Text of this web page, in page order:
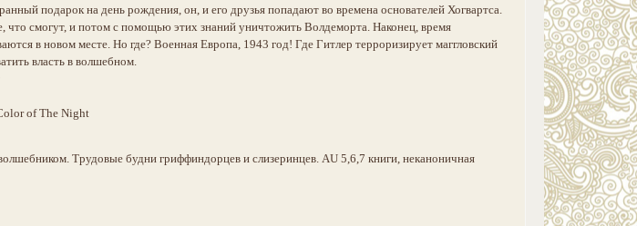
подарок на день рождения, он, и его друзья попадают во времена основателей Хогвартса.
что смогут, и потом с помощью этих знаний уничтожить Волдеморта. Наконец, время
в новом месте. Но где? Военная Европа, 1943 год! Где Гитлер терроризирует маггловский
власть в волшебном.
of The Night
Трудовые будни гриффиндорцев и слизеринцев. AU 5,6,7 книги, неканоничная